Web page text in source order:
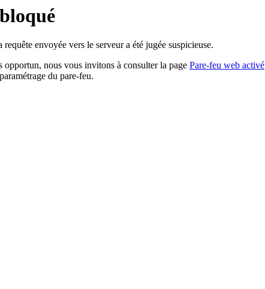
envoyée vers le serveur a été jugée suspicieuse.
opportun, nous vous invitons à consulter la page Pare-feu web activé
du pare-feu.